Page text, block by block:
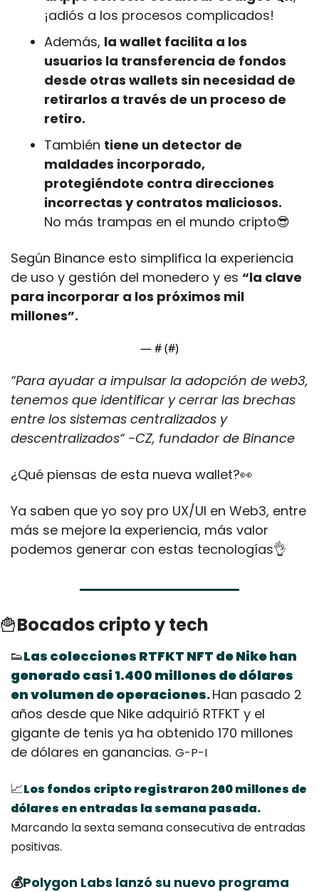
¡adiós a los procesos complicados!
Además, la wallet facilita a los
usuarios la transferencia de fondos
desde otras wallets sin necesidad de
retirarlos a través de un proceso de
retiro.
También tiene un detector de
maldades incorporado,
protegiéndote contra direcciones
incorrectas y contratos maliciosos.
No más trampas en el mundo cripto😎
Según Binance esto simplifica la experiencia
de uso y gestión del monedero y es “la clave
para incorporar a los próximos mil
millones”.
— # (#)
“Para ayudar a impulsar la adopción de web3,
tenemos que identificar y cerrar las brechas
entre los sistemas centralizados y
descentralizados“ -CZ, fundador de Binance
¿Qué piensas de esta nueva wallet?👀
Ya saben que yo soy pro UX/UI en Web3, entre
más se mejore la experiencia, más valor
podemos generar con estas tecnologías👌
🍟Bocados cripto y tech
👟Las colecciones RTFKT NFT de Nike han
generado casi 1.400 millones de dólares
en volumen de operaciones.Han pasado 2
años desde que Nike adquirió RTFKT y el
gigante de tenis ya ha obtenido 170 millones
de dólares en ganancias. G-P-I
📈Los fondos cripto registraron 260 millones de
Marcando la sexta semana consecutiva de entradas
positivas.
💰Polygon Labs lanzó su nuevo programa